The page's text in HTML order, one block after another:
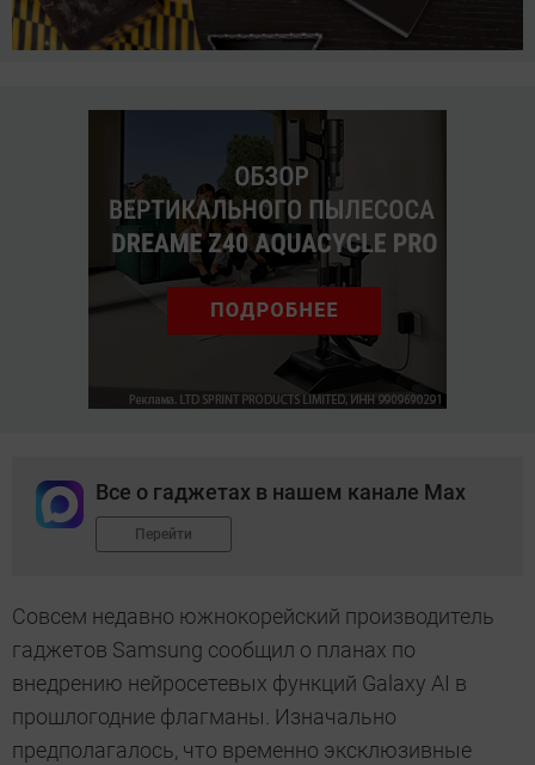
Все о гаджетах в нашем канале Max
Перейти
Совсем недавно южнокорейский производитель
гаджетов Samsung сообщил о планах по
внедрению нейросетевых функций Galaxy AI в
прошлогодние флагманы. Изначально
предполагалось, что временно эксклюзивные